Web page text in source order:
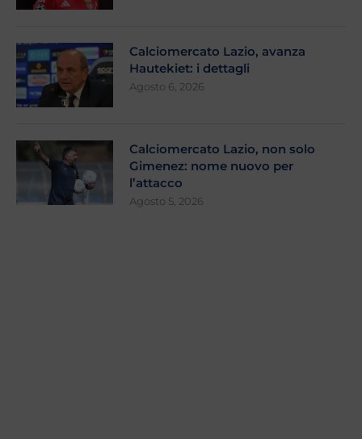
Calciomercato Lazio, avanza
Hautekiet: i dettagli
Agosto 6, 2026
Calciomercato Lazio, non solo
Gimenez: nome nuovo per
l’attacco
Agosto 5, 2026